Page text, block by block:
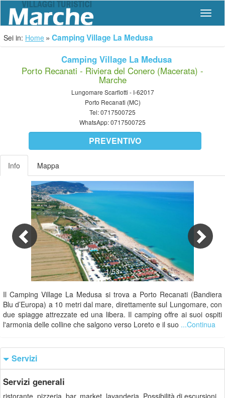
Sei in: Home Camping Village La Medusa
Camping Village La Medusa
Porto Recanati - Riviera del Conero (Macerata) -
Marche
Lungomare Scarfiotti - I-62017
Porto Recanati (MC)
Tel:0717500725
WhatsApp:0717500725
PREVENTIVO
Info Mappa
1/53
Previous
Il Camping Village La Medusa si trova a Porto Recanati (Bandiera
Blu d’Europa) a 10 metri dal mare, direttamente sul Lungomare, con
due spiagge attrezzate ed una libera. Il camping offre ai suoi ospiti
l'armonia delle colline che salgono verso Loreto e il suo ...Continua
Servizi
Servizi generali
ristorante, pizzeria, bar, market, lavanderia, Possibilità di escursioni,